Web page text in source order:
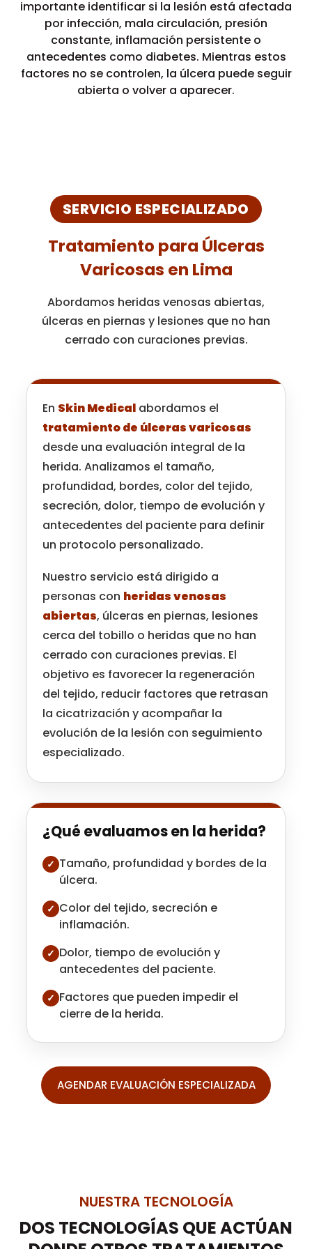
importante identificar si la lesión está afectada
por infección, mala circulación, presión
constante, inflamación persistente o
antecedentes como diabetes. Mientras estos
factores no se controlen, la úlcera puede seguir
abierta o volver a aparecer.
SERVICIO ESPECIALIZADO
Tratamiento para Úlceras
Varicosas en Lima
Abordamos heridas venosas abiertas,
úlceras en piernas y lesiones que no han
cerrado con curaciones previas.
En Skin Medical abordamos el
tratamiento de úlceras varicosas
desde una evaluación integral de la
herida. Analizamos el tamaño,
profundidad, bordes, color del tejido,
secreción, dolor, tiempo de evolución y
antecedentes del paciente para definir
un protocolo personalizado.
Nuestro servicio está dirigido a
personas con heridas venosas
abiertas, úlceras en piernas, lesiones
cerca del tobillo o heridas que no han
cerrado con curaciones previas. El
objetivo es favorecer la regeneración
del tejido, reducir factores que retrasan
la cicatrización y acompañar la
evolución de la lesión con seguimiento
especializado.
¿Qué evaluamos en la herida?
✓ Tamaño, profundidad y bordes de la
úlcera.
✓ Color del tejido, secreción e
inflamación.
✓ Dolor, tiempo de evolución y
antecedentes del paciente.
✓ Factores que pueden impedir el
cierre de la herida.
AGENDAR EVALUACIÓN ESPECIALIZADA
NUESTRA TECNOLOGÍA
DOS TECNOLOGÍAS QUE ACTÚAN